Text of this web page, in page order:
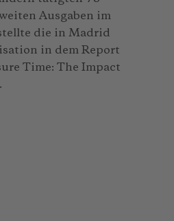
Ausgaben im
die in Madrid
in dem Report
Time: The Impact